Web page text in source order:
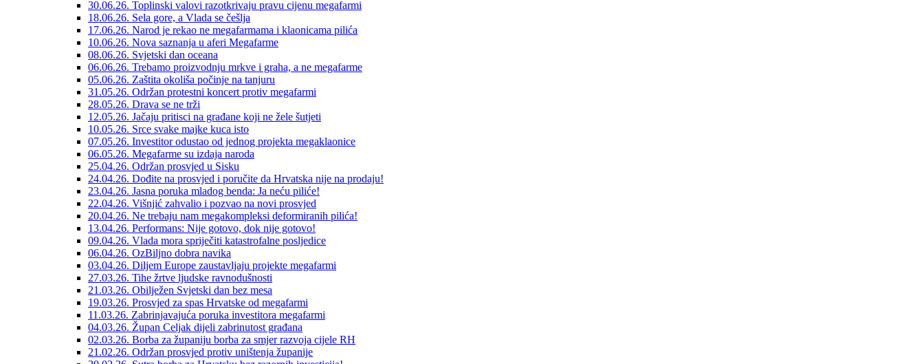
30.06.26. Toplinski valovi razotkrivaju pravu cijenu megafarmi
18.06.26. Sela gore, a Vlada se češlja
17.06.26. Narod je rekao ne megafarmama i klaonicama pilića
10.06.26. Nova saznanja u aferi Megafarme
08.06.26. Svjetski dan oceana
06.06.26. Trebamo proizvodnju mrkve i graha, a ne megafarme
05.06.26. Zaštita okoliša počinje na tanjuru
31.05.26. Održan protestni koncert protiv megafarmi
28.05.26. Drava se ne trži
12.05.26. Jačaju pritisci na građane koji ne žele šutjeti
10.05.26. Srce svake majke kuca isto
07.05.26. Investitor odustao od jednog projekta megaklaonice
06.05.26. Megafarme su izdaja naroda
25.04.26. Održan prosvjed u Sisku
24.04.26. Dođite na prosvjed i poručite da Hrvatska nije na prodaju!
23.04.26. Jasna poruka mladog benda: Ja neću piliće!
22.04.26. Višnjić zahvalio i pozvao na novi prosvjed
20.04.26. Ne trebaju nam megakompleksi deformiranih pilića!
13.04.26. Performans: Nije gotovo, dok nije gotovo!
09.04.26. Vlada mora spriječiti katastrofalne posljedice
06.04.26. OzBiljno dobra navika
03.04.26. Diljem Europe zaustavljaju projekte megafarmi
27.03.26. Tihe žrtve ljudske ravnodušnosti
21.03.26. Obilježen Svjetski dan bez mesa
19.03.26. Prosvjed za spas Hrvatske od megafarmi
11.03.26. Zabrinjavajuća poruka investitora megafarmi
04.03.26. Župan Celjak dijeli zabrinutost građana
02.03.26. Borba za županiju borba za smjer razvoja cijele RH
21.02.26. Održan prosvjed protiv uništenja županije